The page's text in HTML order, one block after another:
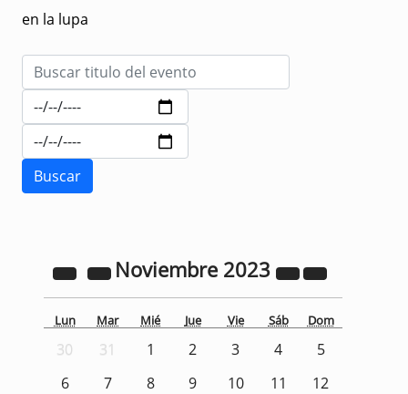
en la lupa
Noviembre 2023
Lun Mar Mié Jue Vie Sáb Dom
30 31 1 2 3 4
5
6
7 8 9 10 11
12